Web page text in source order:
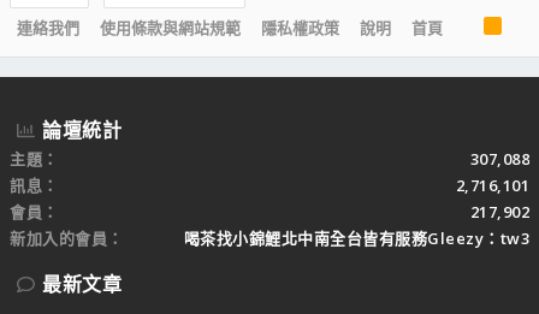
連絡我們
使用條款與網站規範 隱私權政策 說明 首頁
R
S
S
論壇統計
主題
307,088
訊息
2,716,101
會員
217,902
新加入的會員
喝茶找小錦鯉北中南全台皆有服務Gleezy：tw3
最新文章